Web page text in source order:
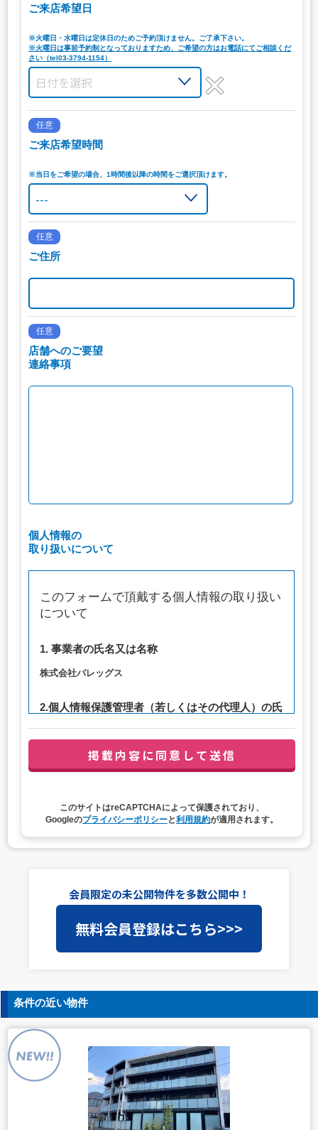
ご来店希望日
※火曜日・水曜日は定休日のためご予約頂けません。ご了承下さい。
※火曜日は事前予約制となっておりますため、ご希望の方はお電話にてご相談くだ
さい（tel03-3794-1154）
任意
ご来店希望時間
※当日をご希望の場合、1時間後以降の時間をご選択頂けます。
任意
ご住所
任意
店舗へのご要望
連絡事項
個人情報の
取り扱いについて
このフォームで頂戴する個人情報の取り扱い
について
1. 事業者の氏名又は名称
株式会社バレッグス
2.個人情報保護管理者（若しくはその代理人）の氏
連絡先：privacy@balleggs.co.jp
（1）お問い合わせ対応（本人への連絡を含む）のため
4. 個人情報取扱いの委託
当社は事業運営上、前項利用目的の範囲に限って個人情報
を外部に委託することがあります。この場合、個人情報保
護水準の高い委託先を選定し、個人情報の適正管理・機密
保持についての契約を交わし、適切な管理を実施させま
5. 個人情報の開示等の請求
ご本人様は、当社に対してご自身の個人情報の開示等（利
用目的の通知、開示、内容の訂正・追加・削除、利用の停
止または消去、第三者への提供の停止）に関して、下記の
当社問合わせ窓口に申し出ることができます。その際、当
社はお客様ご本人を確認させていただいたうえで、合理的
な間内に対応いたします。
【お問合せ窓口】
株式会社バレッグス 個人情報問合せ窓口
住所 東京都目黒区鷹番2-5-21
このサイトはreCAPTCHAによって保護されており、
Googleのプライバシーポリシーと利用規約が適用されます。
会員限定の未公開物件を多数公開中！
無料会員登録はこちら>>>
条件の近い物件